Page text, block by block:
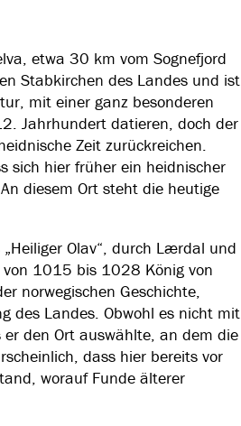
etwa 30 km vom Sognefjord
Stabkirchen des Landes und ist
mit einer ganz besonderen
Jahrhundert datieren, doch der
Zeit zurückreichen.
sich hier früher ein heidnischer
diesem Ort steht die heutige
Olav“, durch Lærdal und
von 1015 bis 1028 König von
norwegischen Geschichte,
des Landes. Obwohl es nicht mit
den Ort auswählte, an dem die
dass hier bereits vor
worauf Funde älterer